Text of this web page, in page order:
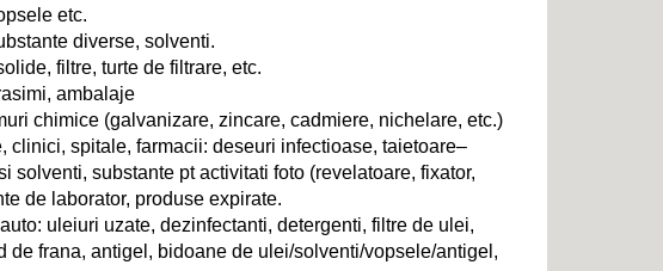
etc.
diverse, solventi.
filtre, turte de filtrare, etc.
ambalaje
chimice (galvanizare, zincare, cadmiere, nichelare, etc.)
spitale, farmacii: deseuri infectioase, taietoare–
solventi, substante pt activitati foto (revelatoare, fixator,
de laborator, produse expirate.
uleiuri uzate, dezinfectanti, detergenti, filtre de ulei,
de frana, antigel, bidoane de ulei/solventi/vopsele/antigel,